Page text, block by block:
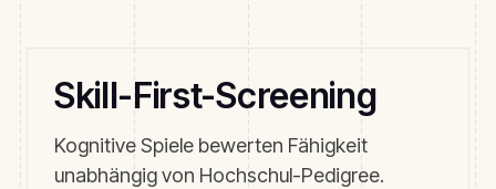
Skill-First-Screening
Kognitive Spiele bewerten Fähigkeit
unabhängig von Hochschul-Pedigree.